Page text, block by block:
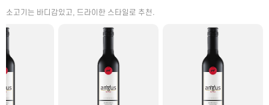
소고기는 바디감있고, 드라이한 스타일로 추천.